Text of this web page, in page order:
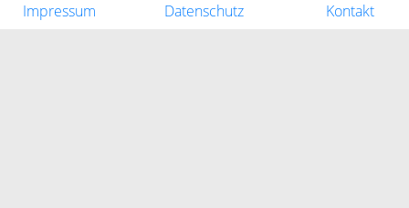
Impressum Datenschutz Kontakt